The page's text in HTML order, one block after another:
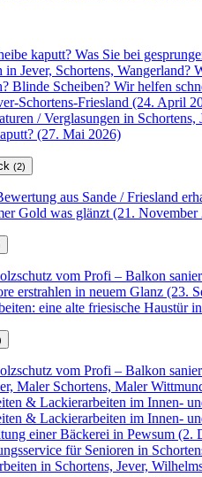
kaputt? Was Sie bei
in Jever, Schortens, Wangerland?
Blinde Scheiben? Wir helfen
Schortens-Friesland (24. April
/ Verglasungen in
(27. Mai 2026)
(2)
aus Sande / Friesland
Gold was glänzt (21. November
vom Profi – Balkon
erstrahlen in neuem Glanz (23.
eine alte friesische Haustür
vom Profi – Balkon
Maler Schortens, Maler
& Lackierarbeiten im Innen-
& Lackierarbeiten im Innen-
einer Bäckerei in Pewsum (2.
für Senioren in
in Schortens, Jever,